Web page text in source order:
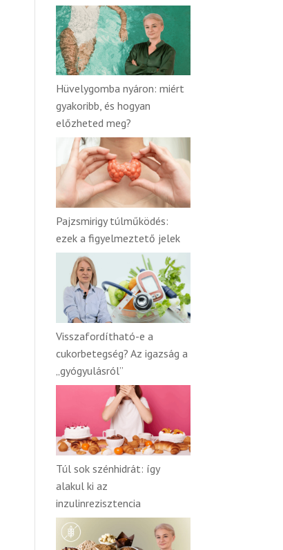
Hüvelygomba nyáron: miért
gyakoribb, és hogyan
előzheted meg?
Pajzsmirigy túlműködés:
ezek a figyelmeztető jelek
Visszafordítható-e a
cukorbetegség? Az igazság a
„gyógyulásról”
Túl sok szénhidrát: így
alakul ki az
inzulinrezisztencia